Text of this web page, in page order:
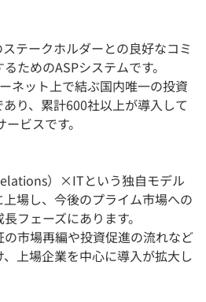
テークホルダーとの良好なコミ
ためのASPシステムです。
ネット上で結ぶ国内唯一の投資
り、累計600社以上が導入して
ビスです。
）×ITという独自モデル
場し、今後のプライム市場への
フェーズにあります。
市場再編や投資促進の流れなど
上場企業を中心に導入が拡大し